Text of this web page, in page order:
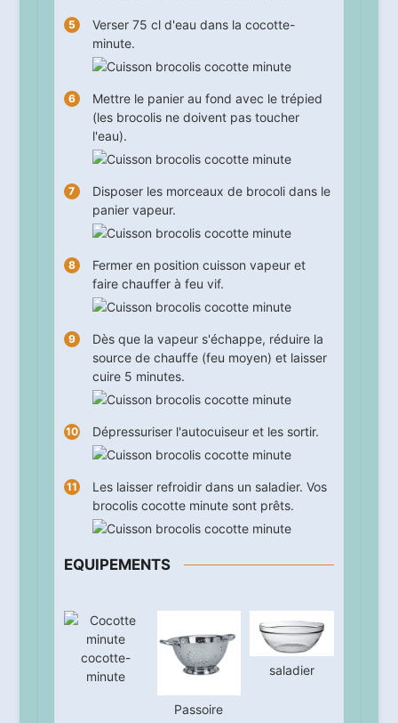
Verser 75 cl d'eau dans la cocotte-
minute.
Mettre le panier au fond avec le trépied
(les brocolis ne doivent pas toucher
l'eau).
Disposer les morceaux de brocoli dans le
panier vapeur.
Fermer en position cuisson vapeur et
faire chauffer à feu vif.
Dès que la vapeur s'échappe, réduire la
source de chauffe (feu moyen) et laisser
cuire 5 minutes.
Dépressuriser l'autocuiseur et les sortir.
Les laisser refroidir dans un saladier. Vos
brocolis cocotte minute sont prêts.
EQUIPEMENTS
cocotte-
minute
Passoire
saladier